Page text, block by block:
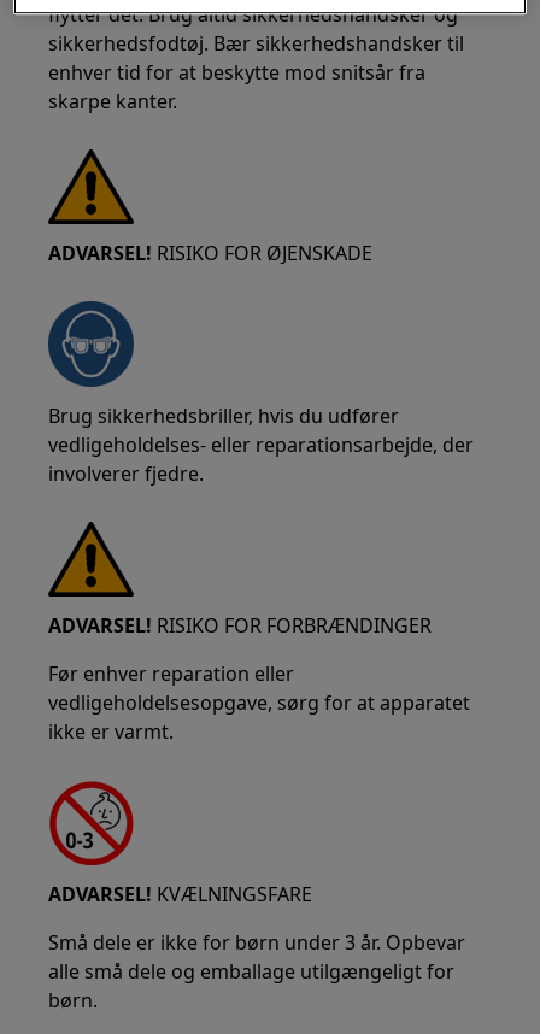
flytter det. Brug altid sikkerhedshandsker og
sikkerhedsfodtøj. Bær sikkerhedshandsker til
enhver tid for at beskytte mod snitsår fra
skarpe kanter.
ADVARSEL! RISIKO FOR ØJENSKADE
Brug sikkerhedsbriller, hvis du udfører
vedligeholdelses- eller reparationsarbejde, der
involverer fjedre.
ADVARSEL! RISIKO FOR FORBRÆNDINGER
Før enhver reparation eller
vedligeholdelsesopgave, sørg for at apparatet
ikke er varmt.
ADVARSEL! KVÆLNINGSFARE
Små dele er ikke for børn under 3 år. Opbevar
alle små dele og emballage utilgængeligt for
børn.